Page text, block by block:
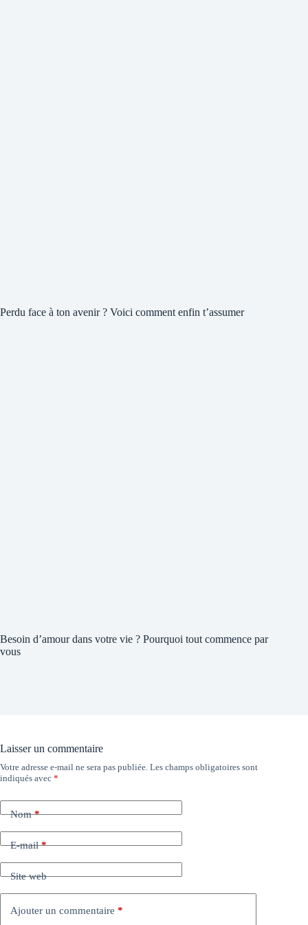
Perdu face à ton avenir ? Voici comment enfin t’assumer
Besoin d’amour dans votre vie ? Pourquoi tout commence par
vous
Laisser un commentaire
Votre adresse e-mail ne sera pas publiée. Les champs obligatoires sont
indiqués avec *
Nom*
E-mail*
Site web
Ajouter un commentaire *